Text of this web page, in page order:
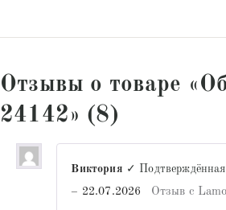
Отзывы о товаре
24142» (8)
Виктория ✓
– 22.07.2026 Отзыв с